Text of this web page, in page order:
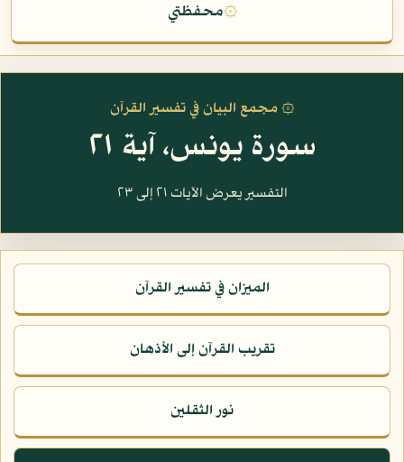
۞محفظتي
۞ مجمع البيان في تفسير القرآن
سورة يونس، آية ٢١
التفسير يعرض الآيات ٢١ إلى ٢٣
الميزان في تفسير القرآن
تقريب القرآن إلى الأذهان
نور الثقلين